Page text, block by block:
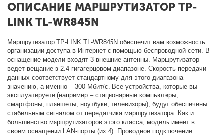
ОПИСАНИЕ МАРШРУТИЗАТОР TP-
LINK TL-WR845N
Маршрутизатор TP-LINK TL-WR845N обеспечит вам возможность
организации доступа в Интернет с помощью беспроводной сети. В
оснащение модели входят 3 внешние антенны. Маршрутизатор
ведет вещание в 2.4-гигагерцовом диапазоне. Скорость передачи
данных соответствует стандартному для этого диапазона
значению, а именно – 300 Мбит/с. Все устройства, которые вы
эксплуатируете (например – стационарные компьютеры,
смартфоны, планшеты, ноутбуки, телевизоры), будут обеспечены
стабильным сигналом от передатчика маршрутизатора. Как и
большинство маршрутизаторов этого класса, модель имеет в
своем оснащении LAN-порты (их 4). Проводное подключение